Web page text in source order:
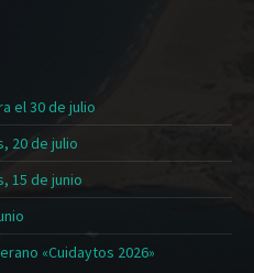
el 30 de julio
20 de julio
15 de junio
«Cuidaytos 2026»